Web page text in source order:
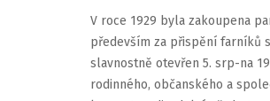
V roce 1929 byla zakoupena
především za přispění farníků
slavnostně otevřen 5. srp-na
rodinného, občanského a